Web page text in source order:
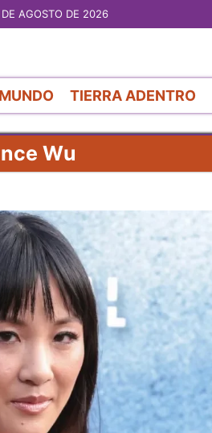
AGOSTO DE 2026
MUNDO TIERRA ADENTRO
Wu